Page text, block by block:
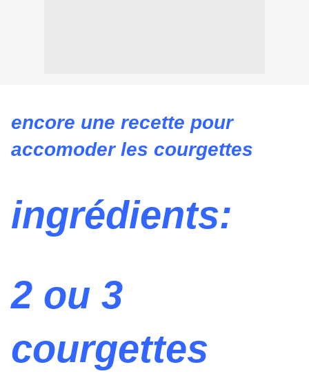
encore une recette pour
accomoder les courgettes
ingrédients:
2 ou 3
courgettes